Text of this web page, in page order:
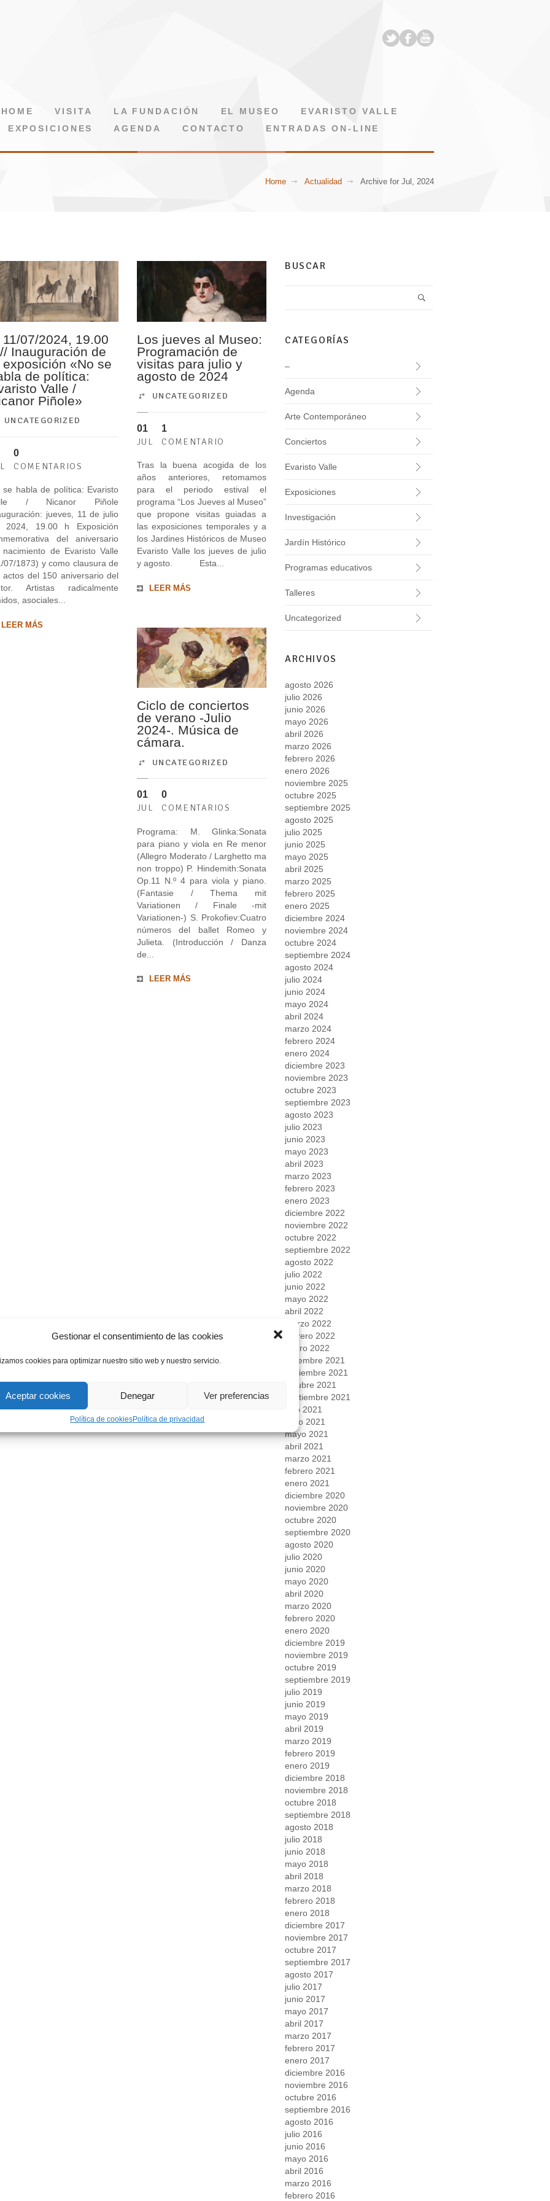
Gestionar el consentimiento de las cookies
cookies para optimizar nuestro sitio web y nuestro servicio.
Aceptar cookies Denegar Ver preferencias
Política de cookiesPolítica de privacidad
HOME VISITA LA FUNDACIÓN EL MUSEO
EVARISTO VALLE
EXPOSICIONES
AGENDA CONTACTO ENTRADAS ON-LINE
Home Actualidad Archive for Jul, 2024
11/07/2024, 19.00
Inauguración de
exposición «No se
de política:
Valle /
Piñole»
UNCATEGORIZED
0
COMENTARIOS
se habla de política: Evaristo
/ Nicanor Piñole
jueves, 11 de julio
2024, 19.00 h Exposición
del aniversario
nacimiento de Evaristo Valle
07/1873) y como clausura de
actos del 150 aniversario del
Artistas radicalmente
asociales...
LEER MÁS
Los jueves al Museo:
Programación de
visitas para julio y
agosto de 2024
UNCATEGORIZED
01
JUL
1
COMENTARIO
Tras la buena acogida de los
años anteriores, retomamos
para el periodo estival el
programa “Los Jueves al Museo”
que propone visitas guiadas a
las exposiciones temporales y a
los Jardines Históricos de Museo
Evaristo Valle los jueves de julio
y agosto. Esta...
LEER MÁS
Ciclo de conciertos
de verano -Julio
2024-. Música de
cámara.
UNCATEGORIZED
01
JUL
0
COMENTARIOS
Programa: M. Glinka:Sonata
para piano y viola en Re menor
(Allegro Moderato / Larghetto ma
non troppo) P. Hindemith:Sonata
Op.11 N.º 4 para viola y piano.
(Fantasie / Thema mit
Variationen / Finale -mit
Variationen-) S. Prokofiev:Cuatro
números del ballet Romeo y
Julieta. (Introducción / Danza
de...
LEER MÁS
BUSCAR
CATEGORÍAS
–
Agenda
Arte Contemporáneo
Conciertos
Evaristo Valle
Exposiciones
Investigación
Jardín Histórico
Programas educativos
Talleres
Uncategorized
ARCHIVOS
agosto 2026
julio 2026
junio 2026
mayo 2026
abril 2026
marzo 2026
febrero 2026
enero 2026
noviembre 2025
octubre 2025
septiembre 2025
agosto 2025
julio 2025
junio 2025
mayo 2025
abril 2025
marzo 2025
febrero 2025
enero 2025
diciembre 2024
noviembre 2024
octubre 2024
septiembre 2024
agosto 2024
julio 2024
junio 2024
mayo 2024
abril 2024
marzo 2024
febrero 2024
enero 2024
diciembre 2023
noviembre 2023
octubre 2023
septiembre 2023
agosto 2023
julio 2023
junio 2023
mayo 2023
abril 2023
marzo 2023
febrero 2023
enero 2023
diciembre 2022
noviembre 2022
octubre 2022
septiembre 2022
agosto 2022
julio 2022
junio 2022
mayo 2022
abril 2022
marzo 2022
febrero 2022
enero 2022
diciembre 2021
noviembre 2021
octubre 2021
septiembre 2021
julio 2021
junio 2021
mayo 2021
abril 2021
marzo 2021
febrero 2021
enero 2021
diciembre 2020
noviembre 2020
octubre 2020
septiembre 2020
agosto 2020
julio 2020
junio 2020
mayo 2020
abril 2020
marzo 2020
febrero 2020
enero 2020
diciembre 2019
noviembre 2019
octubre 2019
septiembre 2019
julio 2019
junio 2019
mayo 2019
abril 2019
marzo 2019
febrero 2019
enero 2019
diciembre 2018
noviembre 2018
octubre 2018
septiembre 2018
agosto 2018
julio 2018
junio 2018
mayo 2018
abril 2018
marzo 2018
febrero 2018
enero 2018
diciembre 2017
noviembre 2017
octubre 2017
septiembre 2017
agosto 2017
julio 2017
junio 2017
mayo 2017
abril 2017
marzo 2017
febrero 2017
enero 2017
diciembre 2016
noviembre 2016
octubre 2016
septiembre 2016
agosto 2016
julio 2016
junio 2016
mayo 2016
abril 2016
marzo 2016
febrero 2016